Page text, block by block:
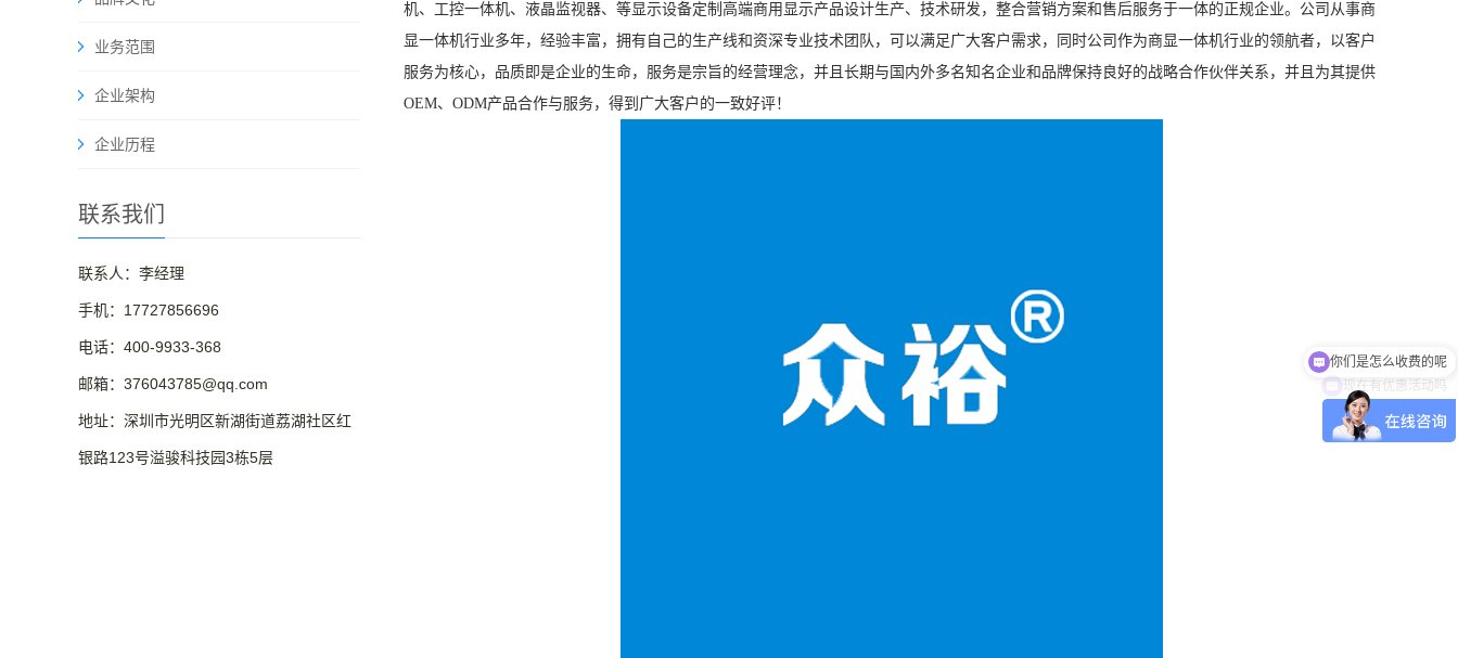
业务范围
企业架构
企业历程
联系我们
联系人：李经理
手机：17727856696
电话：400-9933-368
邮箱：376043785@qq.com
地址：深圳市光明区新湖街道荔湖社区红
银路123号溢骏科技园3栋5层
机、工控一体机、液晶监视器、等显示设备定制 高端商用显示产品设计生产、技术研发 ， 整合营销方案和售后服务于一体的正规企业。 公司从事商
显一体机行业多年，经验丰富，拥有自己的生产线和资深专业技术 团队，可以满足广大客户需求，同时公司作为商显一体机行业的领航者，以客户
服务为核心，品质即是企业的生命，服务是宗旨的经营理念，并且长期与国内外多名知名企业和品牌保持良好的战略合作伙伴关系，并且为其提供
OEM、ODM产品合作与服务，得到广大客户的一致好评！
现在有优惠活动吗